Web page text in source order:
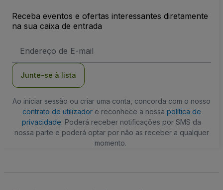
Receba eventos e ofertas interessantes diretamente
na sua caixa de entrada
de
Junte-se à lista
Ao iniciar sessão ou criar uma conta, concorda com o nosso
contrato de utilizadore reconhece a nossa política de
privacidade. Poderá receber notificações por SMS da
nossa parte e poderá optar por não as receber a qualquer
momento.